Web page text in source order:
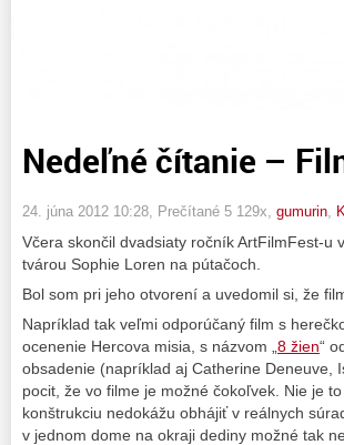
Nedeľné čítanie –
24. júna 2012 10:28 , Prečítané 5 129x, gumurin
Včera skončil dvadsiaty ročník ArtFilmFest-u
tvárou Sophie Loren na pútačoch.
Bol som pri jeho otvorení a uvedomil si, že
Napríklad tak veľmi odporúčaný film s
ocenenie Hercova misia, s názvom „ 8 žien“
obsadenie (napríklad aj Catherine Deneuve,
pocit, že vo filme je možné čokoľvek. Nie je
konštrukciu nedokážu obhájiť v reálnych
v jednom dome na okraji dediny možné tak